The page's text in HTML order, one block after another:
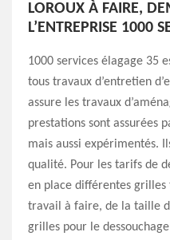
LOROUX À FAIRE,
L’ENTREPRISE 1000
1000 services élagage 35
tous travaux d’entretien
assure les travaux
prestations sont assurées
mais aussi expérimentés.
qualité. Pour les tarifs de
en place différentes
travail à faire, de la taille
grilles pour le